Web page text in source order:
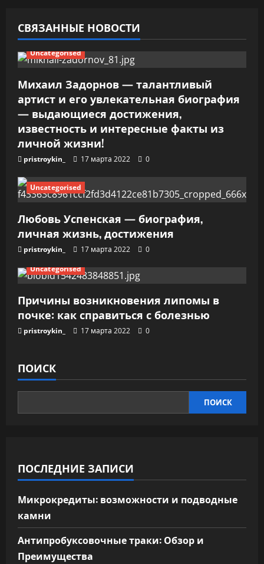
а
п
и
с
я
м
СВЯЗАННЫЕ НОВОСТИ
Uncategorised
Михаил Задорнов — талантливый
артист и его увлекательная биография
— выдающиеся достижения,
известность и интересные факты из
личной жизни!
pristroykin_ 17 марта 2022 0
Uncategorised
Любовь Успенская — биография,
личная жизнь, достижения
pristroykin_ 17 марта 2022
0
Uncategorised
Причины возникновения липомы в
почке: как справиться с болезнью
pristroykin_ 17 марта 2022 0
ПОИСК
ПОИСК
ПОСЛЕДНИЕ ЗАПИСИ
Микрокредиты: возможности и подводные
камни
Антипробуксовочные траки: Обзор и
Преимущества